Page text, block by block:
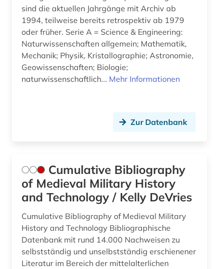
luftnachrichtendienst (1)
marinegeschichte (1)
medizin (1)
migrationsstudien (1)
militärgeschichtsschreibung (1)
militärtechnik (1)
militärwesen (4)
militärwissenschaft (1)
mittelalterstudien (1)
musikwissenschaft (1)
sind die aktuellen Jahrgänge mit Archiv ab
1994, teilweise bereits retrospektiv ab 1979
oder früher. Serie A = Science & Engineering:
Naturwissenschaften allgemein; Mathematik,
Mechanik; Physik, Kristallographie; Astronomie,
Geowissenschaften; Biologie;
naturwissenschaftlich... Mehr Informationen
Zur Datenbank
Cumulative Bibliography
of Medieval Military History
and Technology / Kelly DeVries
Cumulative Bibliography of Medieval Military
History and Technology Bibliographische
Datenbank mit rund 14.000 Nachweisen zu
selbstständig und unselbstständig erschienener
Literatur im Bereich der mittelalterlichen